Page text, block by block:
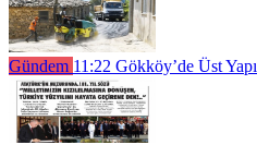
Gündem 11:22 Gökköy’de Üst